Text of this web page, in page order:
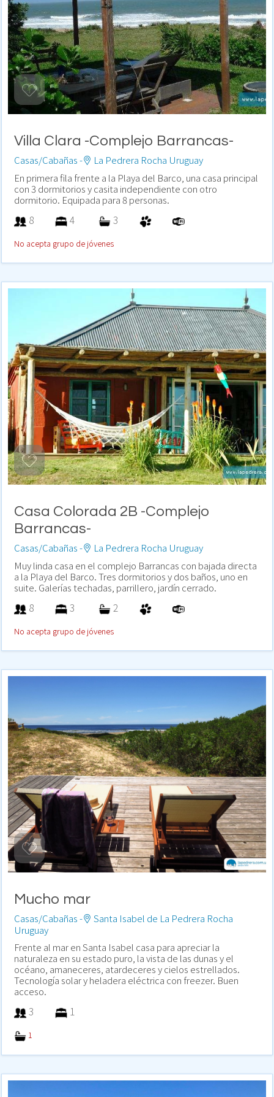
Villa Clara -Complejo Barrancas-
Casas/Cabañas -
La Pedrera Rocha Uruguay
En primera fila frente a la Playa del Barco, una casa principal
con 3 dormitorios y casita independiente con otro
dormitorio. Equipada para 8 personas.
8 4 3
No acepta grupo de jóvenes
Casa Colorada 2B -Complejo
Barrancas-
Casas/Cabañas -
La Pedrera Rocha Uruguay
Muy linda casa en el complejo Barrancas con bajada directa
a la Playa del Barco. Tres dormitorios y dos baños, uno en
suite. Galerías techadas, parrillero, jardín cerrado.
8 3 2
No acepta grupo de jóvenes
Mucho mar
Casas/Cabañas -
Santa Isabel de La Pedrera Rocha
Uruguay
Frente al mar en Santa Isabel casa para apreciar la
naturaleza en su estado puro, la vista de las dunas y el
océano, amaneceres, atardeceres y cielos estrellados.
Tecnología solar y heladera eléctrica con freezer. Buen
acceso.
3 1
1